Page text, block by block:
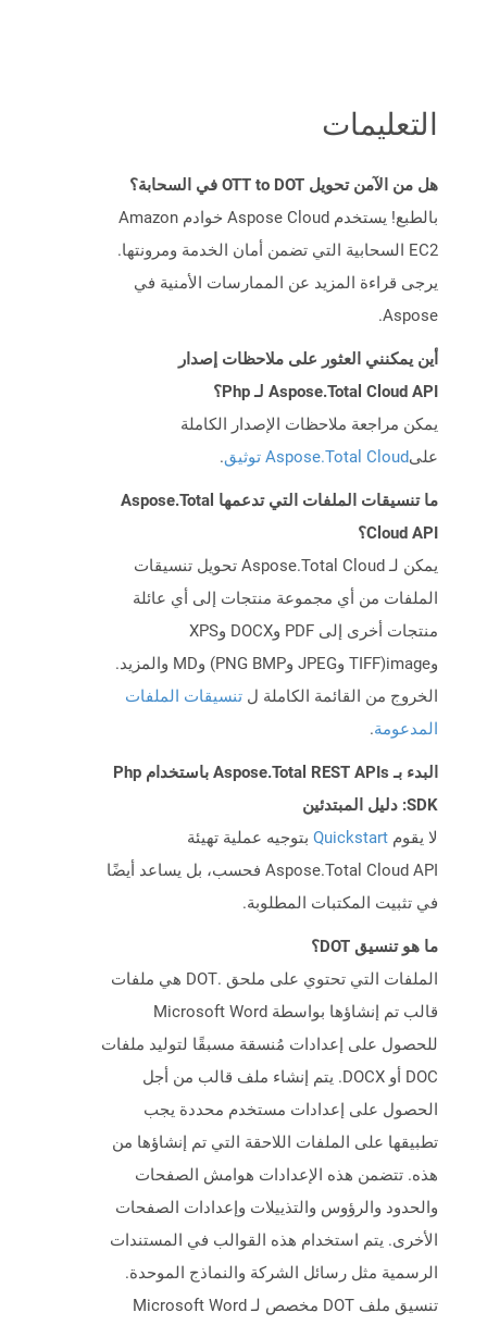
التعليمات
هل من الآمن تحويل OTT to DOT في السحابة؟
بالطبع! يستخدم Aspose Cloud خوادم Amazon
EC2 السحابية التي تضمن أمان الخدمة ومرونتها.
يرجى قراءة المزيد عن الممارسات الأمنية في
Aspose.
أين يمكنني العثور على ملاحظات إصدار
Aspose.Total Cloud API لـ Php؟
يمكن مراجعة ملاحظات الإصدار الكاملة
علىAspose.Total Cloud توثيق .
ما تنسيقات الملفات التي تدعمها Aspose.Total
Cloud API؟
يمكن لـ Aspose.Total Cloud تحويل تنسيقات
الملفات من أي مجموعة منتجات إلى أي عائلة
منتجات أخرى إلى PDF وDOCX وXPS
وimage(TIFF وJPEG وPNG BMP) وMD والمزيد.
الخروج من القائمة الكاملة ل تنسيقات الملفات
المدعومة.
البدء بـ Aspose.Total REST APIs باستخدام Php
SDK: دليل المبتدئين
لا يقوم Quickstart بتوجيه عملية تهيئة
Aspose.Total Cloud API فحسب، بل يساعد أيضًا
في تثبيت المكتبات المطلوبة.
ما هو تنسيق DOT؟
الملفات التي تحتوي على ملحق .DOT هي ملفات
قالب تم إنشاؤها بواسطة Microsoft Word
للحصول على إعدادات مُنسقة مسبقًا لتوليد ملفات
DOC أو DOCX. يتم إنشاء ملف قالب من أجل
الحصول على إعدادات مستخدم محددة يجب
تطبيقها على الملفات اللاحقة التي تم إنشاؤها من
هذه. تتضمن هذه الإعدادات هوامش الصفحات
والحدود والرؤوس والتذييلات وإعدادات الصفحات
الأخرى. يتم استخدام هذه القوالب في المستندات
الرسمية مثل رسائل الشركة والنماذج الموحدة.
تنسيق ملف DOT مخصص لـ Microsoft Word